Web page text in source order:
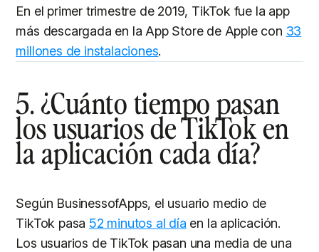
En el primer trimestre de 2019, TikTok fue la app
más descargada en la App Store de Apple con 33
millones de instalaciones.
5. ¿Cuánto tiempo pasan
los usuarios de TikTok en
la aplicación cada día?
Según BusinessofApps, el usuario medio de
TikTok pasa 52 minutos al día en la aplicación.
Los usuarios de TikTok pasan una media de una